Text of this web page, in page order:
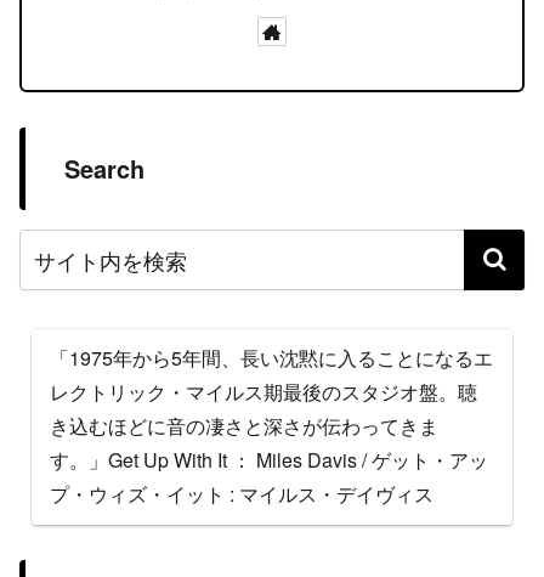
Search
「1975年から5年間、長い沈黙に入ることになるエ
レクトリック・マイルス期最後のスタジオ盤。聴
き込むほどに音の凄さと深さが伝わってきま
す。」Get Up With It ： Miles Davis / ゲット・アッ
プ・ウィズ・イット : マイルス・デイヴィス